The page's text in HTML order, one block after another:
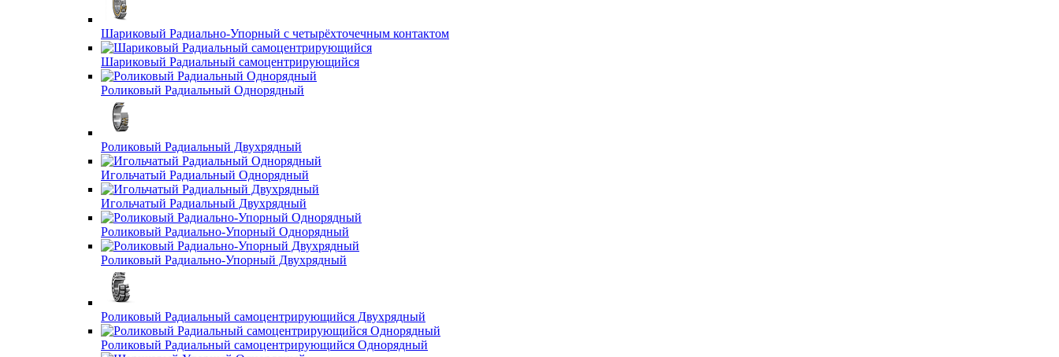
Шариковый Радиально-Упорный с четырёхточечным контактом
Шариковый Радиальный самоцентрирующийся
Роликовый Радиальный Однорядный
Роликовый Радиальный Двухрядный
Игольчатый Радиальный Однорядный
Игольчатый Радиальный Двухрядный
Роликовый Радиально-Упорный Однорядный
Роликовый Радиально-Упорный Двухрядный
Роликовый Радиальный самоцентрирующийся Двухрядный
Роликовый Радиальный самоцентрирующийся Однорядный